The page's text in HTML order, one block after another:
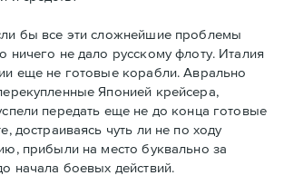
бы все эти сложнейшие проблемы
не дало русскому флоту. Италия
еще не готовые корабли. Аврально
Японией крейсера,
передать еще не до конца готовые
достраиваясь чуть ли не по ходу
прибыли на место буквально за
начала боевых действий.